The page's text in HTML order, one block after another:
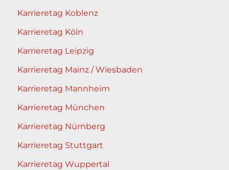
Karrieretag Koblenz
Karrieretag Köln
Karrieretag Leipzig
Karrieretag Mainz / Wiesbaden
Karrieretag Mannheim
Karrieretag München
Karrieretag Nürnberg
Karrieretag Stuttgart
Karrieretag Wuppertal